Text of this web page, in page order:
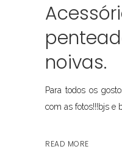
noivas.
Para todos os
com as fotos!!!bjs e
READ MORE